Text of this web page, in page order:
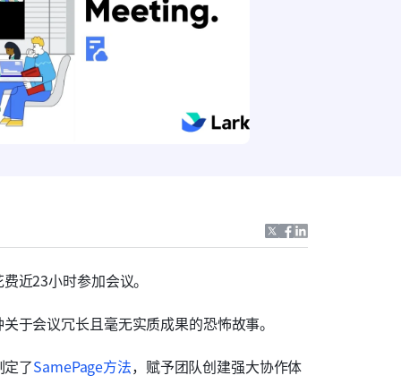
近23小时参加会议。
于会议冗长且毫无实质成果的恐怖故事。
了SamePage方法，赋予团队创建强大协作体